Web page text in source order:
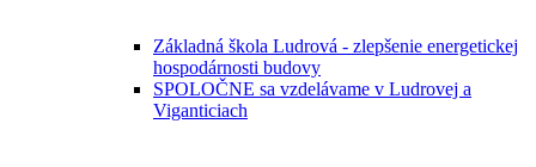
Základná škola Ludrová - zlepšenie energetickej
hospodárnosti budovy
SPOLOČNE sa vzdelávame v Ludrovej a
Viganticiach